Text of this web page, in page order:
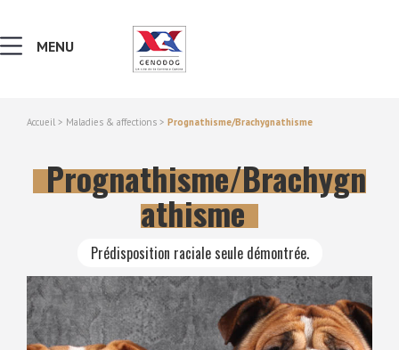
NOTIONS DE GÉNÉTIQUE
RECHERCHER UNE RACE
LEXIQUE
MENU
Accueil > Maladies & affections > Prognathisme/Brachygnathisme
Prognathisme/Brachygn
athisme
Prédisposition raciale seule démontrée.